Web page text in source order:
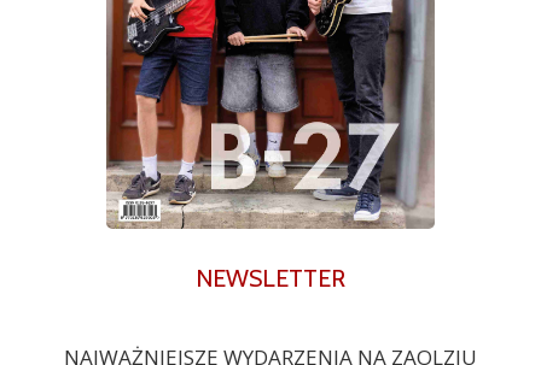
NEWSLETTER
NAJWAŻNIEJSZE WYDARZENIA NA ZAOLZIU